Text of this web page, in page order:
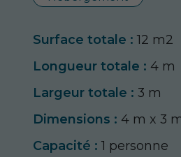
Surface totale : 12 m2
Longueur totale : 4 m
Largeur totale : 3 m
Dimensions : 4 m x 3
Capacité : 1 personne